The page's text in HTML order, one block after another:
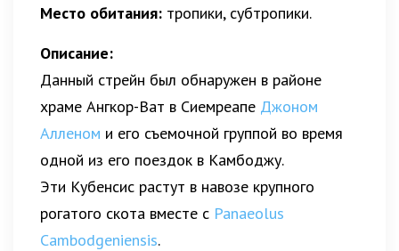
Место обитания: тропики, субтропики.
Описание:
Данный стрейн был обнаружен в районе
храме Ангкор-Ват в Сиемреапе Джоном
Алленом и его съемочной группой во время
одной из его поездок в Камбоджу.
Эти Кубенсис растут в навозе крупного
рогатого скота вместе с Panaeolus
Cambodgeniensis.